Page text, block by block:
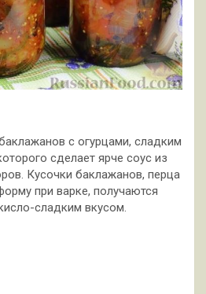
с огурцами, сладким
сделает ярче соус из
Кусочки баклажанов, перца
при варке, получаются
сладким вкусом.